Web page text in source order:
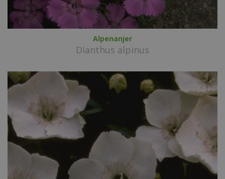
Alpenanjer
Dianthus alpinus